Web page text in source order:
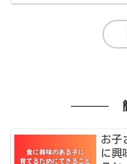
お子
に興